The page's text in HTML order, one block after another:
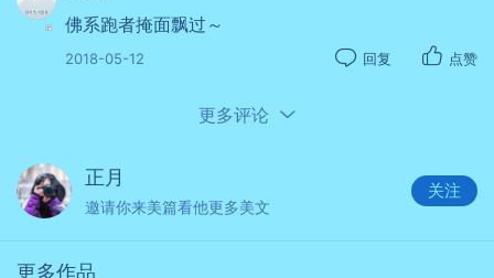
佛系跑者掩面飘过～
2018-05-12 回复 点赞
更多评论
正月
邀请你来美篇看他更多美文
关注
更多作品